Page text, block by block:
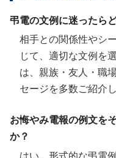
弔電の文例に迷ったら
相手との関係性やシ
じて、適切な文例を
は、親族・友人・職
セージを多数ご紹介
お悔やみ電報の例文を
か？